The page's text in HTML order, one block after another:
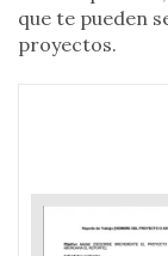
que te pueden
proyectos.